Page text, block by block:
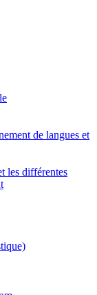
de langues et
les différentes